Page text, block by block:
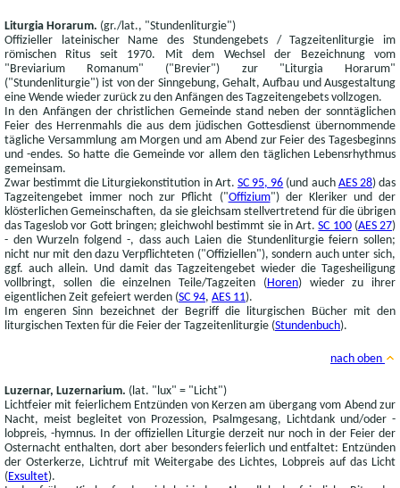
Liturgia Horarum. (gr./lat., "Stundenliturgie")
Offizieller lateinischer Name des Stundengebets / Tagzeitenliturgie im
römischen Ritus seit 1970. Mit dem Wechsel der Bezeichnung vom
"Breviarium Romanum" ("Brevier") zur "Liturgia Horarum"
("Stundenliturgie") ist von der Sinngebung, Gehalt, Aufbau und Ausgestaltung
eine Wende wieder zurück zu den Anfängen des Tagzeitengebets vollzogen.
In den Anfängen der christlichen Gemeinde stand neben der sonntäglichen
Feier des Herrenmahls die aus dem jüdischen Gottesdienst übernommende
tägliche Versammlung am Morgen und am Abend zur Feier des Tagesbeginns
und -endes. So hatte die Gemeinde vor allem den täglichen Lebensrhythmus
gemeinsam.
Zwar bestimmt die Liturgiekonstitution in Art. SC 95, 96 (und auch AES 28) das
Tagzeitengebet immer noch zur Pflicht ("Offizium") der Kleriker und der
klösterlichen Gemeinschaften, da sie gleichsam stellvertretend für die übrigen
das Tageslob vor Gott bringen; gleichwohl bestimmt sie in Art.SC 100(AES 27)
- den Wurzeln folgend -, dass auch Laien die Stundenliturgie feiern sollen;
nicht nur mit den dazu Verpflichteten ("Offiziellen"), sondern auch unter sich,
ggf. auch allein. Und damit das Tagzeitengebet wieder die Tagesheiligung
vollbringt, sollen die einzelnen Teile/Tagzeiten ( Horen) wieder zu ihrer
eigentlichen Zeit gefeiert werden (SC 94, AES 11).
Im engeren Sinn bezeichnet der Begriff die liturgischen Bücher mit den
liturgischen Texten für die Feier der Tagzeitenliturgie (Stundenbuch).
nach oben
Luzernar, Luzernarium. (lat. "lux" = "Licht")
Lichtfeier mit feierlichem Entzünden von Kerzen am übergang vom Abend zur
Nacht, meist begleitet von Prozession, Psalmgesang, Lichtdank und/oder -
lobpreis, -hymnus. In der offiziellen Liturgie derzeit nur noch in der Feier der
Osternacht enthalten, dort aber besonders feierlich und entfaltet: Entzünden
der Osterkerze, Lichtruf mit Weitergabe des Lichtes, Lobpreis auf das Licht
( Exsultet).